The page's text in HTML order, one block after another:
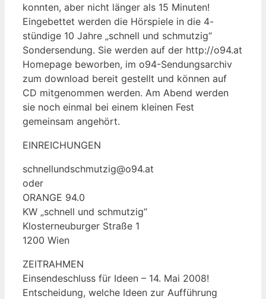
konnten, aber nicht länger als 15 Minuten!
Eingebettet werden die Hörspiele in die 4-
stündige 10 Jahre „schnell und schmutzig“
Sondersendung. Sie werden auf der http://o94.at
Homepage beworben, im o94-Sendungsarchiv
zum download bereit gestellt und können auf
CD mitgenommen werden. Am Abend werden
sie noch einmal bei einem kleinen Fest
gemeinsam angehört.
EINREICHUNGEN
schnellundschmutzig@o94.at
oder
ORANGE 94.0
KW „schnell und schmutzig“
Klosterneuburger Straße 1
1200 Wien
ZEITRAHMEN
Einsendeschluss für Ideen – 14. Mai 2008!
Entscheidung, welche Ideen zur Aufführung